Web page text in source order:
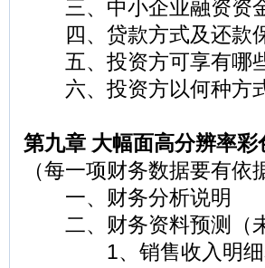
三、中小企业融资资
四、贷款方式及还款
五、投资方可享有哪
六、投资方以何种方式
第九章 大幅面高分辨率
（每一项财务数据要有
一、财务分析说明
二、财务资料预测（未
1、销售收入明细